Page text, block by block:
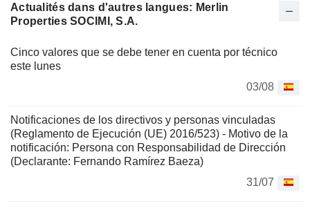
Actualités dans d'autres langues: Merlin
Properties SOCIMI, S.A.
Cinco valores que se debe tener en cuenta por técnico
este lunes
03/08
Notificaciones de los directivos y personas vinculadas
(Reglamento de Ejecución (UE) 2016/523) - Motivo de la
notificación: Persona con Responsabilidad de Dirección
(Declarante: Fernando Ramírez Baeza)
31/07